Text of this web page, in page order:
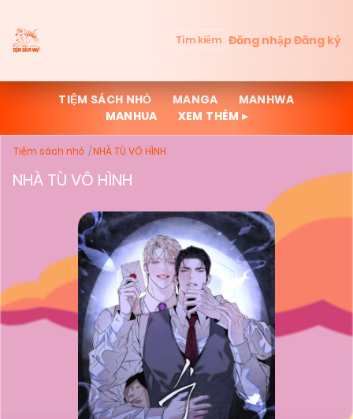
Tìm kiếm Đăng nhậpĐăng ký
TIỆM SÁCH NHỎ MANGA
MANHWA
MANHUA
XEM THÊM ▸
Tiệm sách nhỏ NHÀ TÙ VÔ HÌNH
NHÀ TÙ VÔ HÌNH